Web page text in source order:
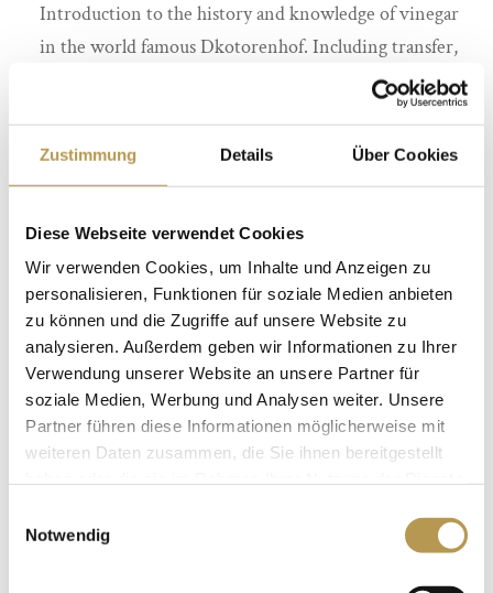
Zustimmung Details Über Cookies
Diese Webseite verwendet Cookies
Wir verwenden Cookies, um Inhalte und Anzeigen zu
personalisieren, Funktionen für soziale Medien anbieten
zu können und die Zugriffe auf unsere Website zu
analysieren. Außerdem geben wir Informationen zu Ihrer
Verwendung unserer Website an unsere Partner für
soziale Medien, Werbung und Analysen weiter. Unsere
Partner führen diese Informationen möglicherweise mit
weiteren Daten zusammen, die Sie ihnen bereitgestellt
Notwendig
Introduction to the history and knowledge of vinegar
in the world famous Dkotorenhof. Including transfer,
welcome and introduction, tasting of the noble
creations in the tasting cellar and visit to the mystical
vinegar cellar.
Price per person € 45,00
April 9, 2023 – 2:00 pm
Romantic carriage ride
through the vineyards incl. Palatinate Vesper
Price per person € 35,00
(Minimum number of participants for both events 10
pers.)